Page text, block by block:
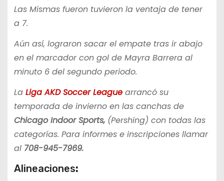
Las Mismas fueron tuvieron la ventaja de tener
a 7.
Aún así, lograron sacar el empate tras ir abajo
en el marcador con gol de Mayra Barrera al
minuto 6 del segundo periodo.
La Liga AKD Soccer League arrancó su
temporada de invierno en las canchas de
Chicago Indoor Sports, (Pershing) con todas las
categorías. Para informes e inscripciones llamar
al708-945-7969.
Alineaciones: